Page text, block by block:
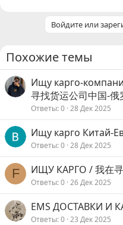
Войдите или
Похожие темы
Ищу карго-
寻找货运公司中国-俄
Ответы 0 28 Дек 2025
Ищу карго Китай-
Ответы 0 28 Дек 2025
F ИЩУ КАРГО / 我在寻
Ответы 0 26 Дек 2025
EMS ДОСТАВКИ И
Ответы 0 23 Дек 2025